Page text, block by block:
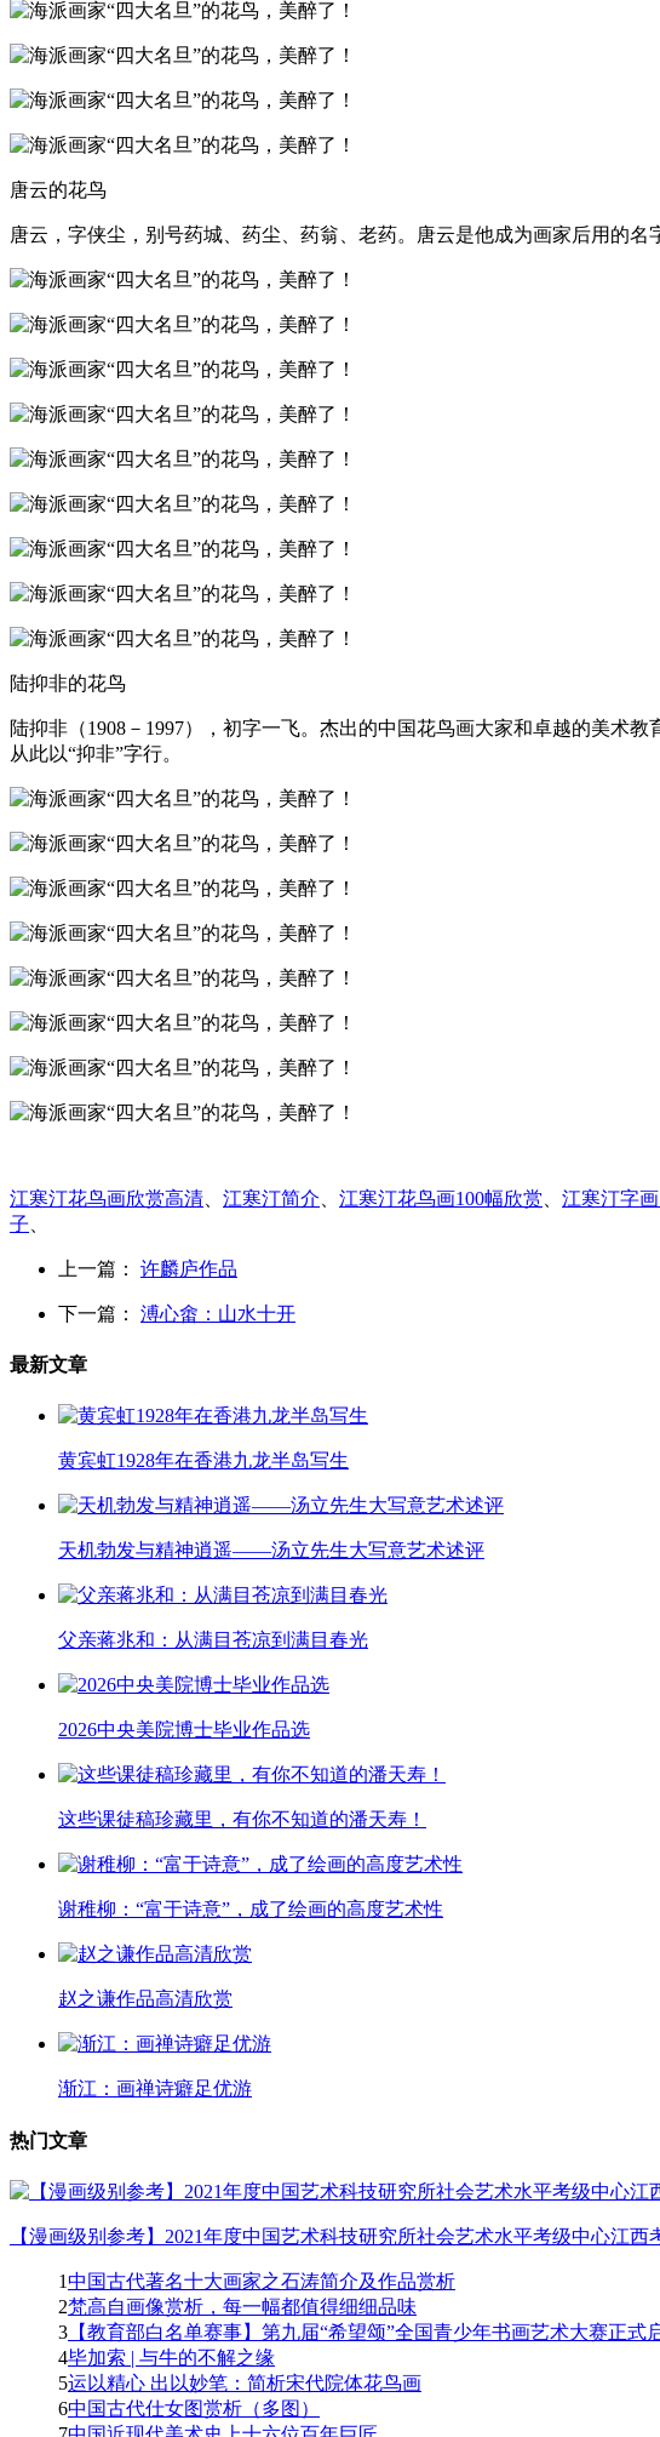
唐云的花鸟
唐云，字侠尘，别号药城、药尘、药翁、老药。唐云是他成为画家后用的名
陆抑非的花鸟
陆抑非（1908－1997），初字一飞。杰出的中国花鸟画大家和卓越的美术
从此以“抑非”字行。
江寒汀花鸟画欣赏高清 江寒汀简介 江寒汀花鸟画100幅欣赏 江寒汀字
子
上一篇： 许麟庐作品
下一篇： 溥心畬：山水十开
最新文章
黄宾虹1928年在香港九龙半岛写生
天机勃发与精神逍遥——汤立先生大写意艺术述评
父亲蒋兆和：从满目苍凉到满目春光
2026中央美院博士毕业作品选
这些课徒稿珍藏里，有你不知道的潘天寿！
谢稚柳：“富于诗意”，成了绘画的高度艺术性
赵之谦作品高清欣赏
渐江：画禅诗癖足优游
热门文章
【漫画级别参考】2021年度中国艺术科技研究所社会艺术水平考级中心江西
1中国古代著名十大画家之石涛简介及作品赏析
2梵高自画像赏析，每一幅都值得细细品味
3 【教育部白名单赛事】第九届“希望颂”全国青少年书画艺术大赛正式
4毕加索 | 与牛的不解之缘
5运以精心 出以妙笔：简析宋代院体花鸟画
6中国古代仕女图赏析（多图）